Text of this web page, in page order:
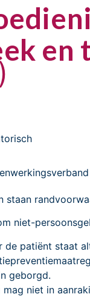
en
staan
niet-
de patiënt staat
geborgd.
mag niet in